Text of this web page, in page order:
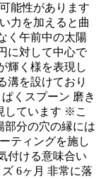
能性があります
力を加えると曲
く午前中の太陽
に対して中心で
輝く様を表現し
溝を設けており
くスプーン 磨き
しています ※こ
部分の穴の縁には
ティングを施し
付ける意味合い
6ヶ月 非常に落